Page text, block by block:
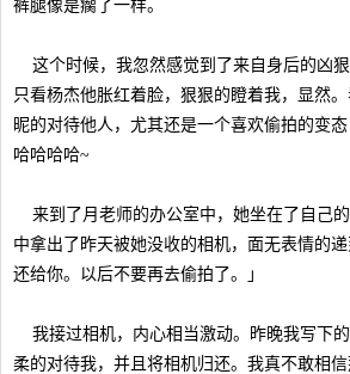
裤腿像是瘸了一样。
这个时候，我忽然感觉到了来自身后的凶狠
只看杨杰他胀红着脸，狠狠的瞪着我，显然
昵的对待他人，尤其还是一个喜欢偷拍的变
哈哈哈哈~
来到了月老师的办公室中，她坐在了自己
中拿出了昨天被她没收的相机，面无表情的递
还给你。以后不要再去偷拍了。」
我接过相机，内心相当激动。昨晚我写下
柔的对待我，并且将相机归还。我真不敢相